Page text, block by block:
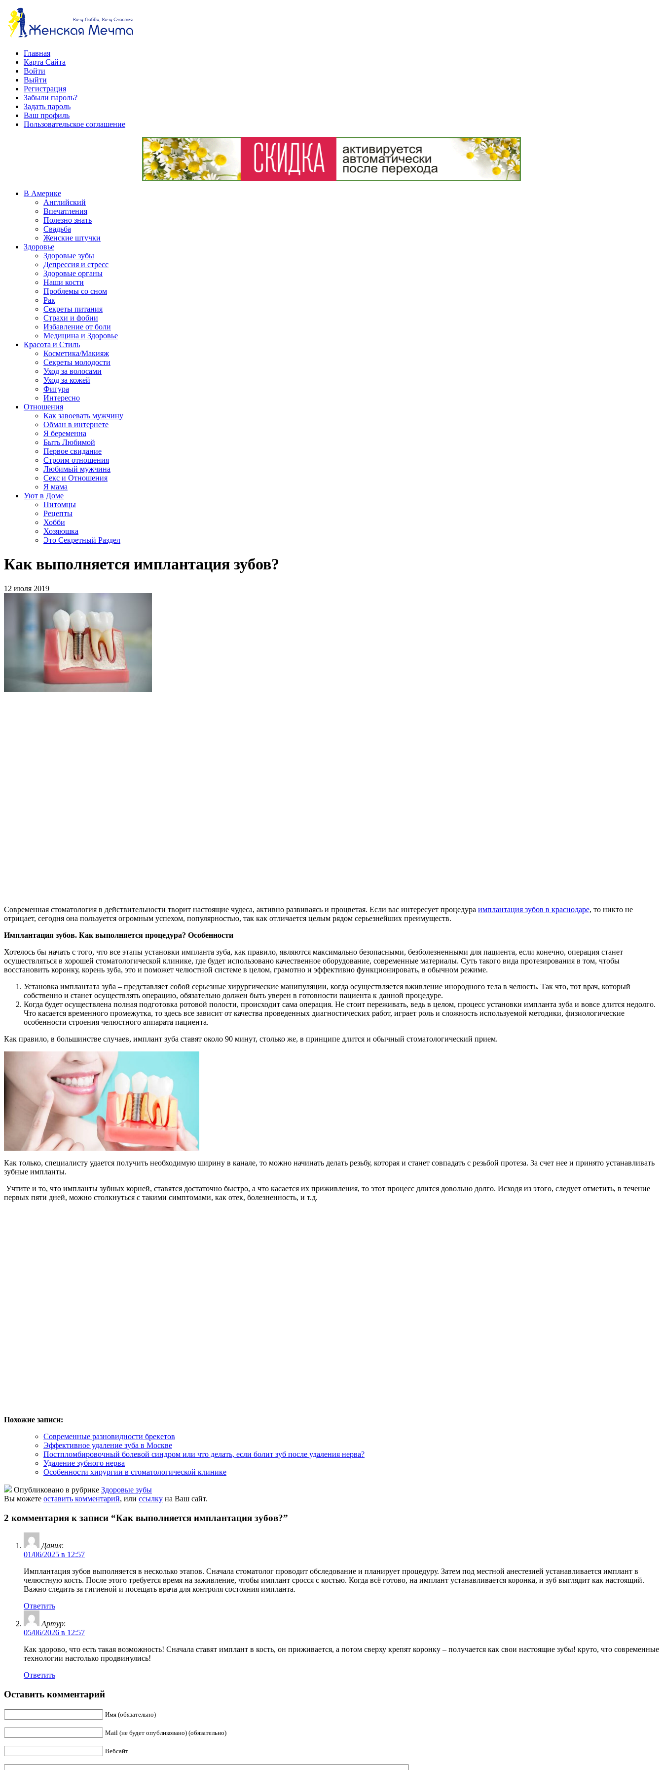
Главная
Карта Сайта
Войти
Выйти
Регистрация
Забыли пароль?
Задать пароль
Ваш профиль
Пользовательское соглашение
В Америке
Английский
Впечатления
Полезно знать
Свадьба
Женские штучки
Здоровье
Здоровые зубы
Депрессия и стресс
Здоровые органы
Наши кости
Проблемы со сном
Рак
Секреты питания
Страхи и фобии
Избавление от боли
Медицина и Здоровье
Красота и Стиль
Косметика/Макияж
Секреты молодости
Уход за волосами
Уход за кожей
Фигура
Интересно
Отношения
Как завоевать мужчину
Обман в интернете
Я беременна
Быть Любимой
Первое свидание
Строим отношения
Любимый мужчина
Секс и Отношения
Я мама
Уют в Доме
Питомцы
Рецепты
Хобби
Хозяюшка
Это Секретный Раздел
Как выполняется имплантация зубов?
12 июля 2019
Современная стоматология в действительности творит настоящие чудеса, активно развиваясь и процветая. Если вас интересует процедура имплантация зубов в краснодаре, то никто не
отрицает, сегодня она пользуется огромным успехом, популярностью, так как отличается целым рядом серьезнейших преимуществ.
Имплантация зубов. Как выполняется процедура? Особенности
Хотелось бы начать с того, что все этапы установки импланта зуба, как правило, являются максимально безопасными, безболезненными для пациента, если конечно, операция станет
осуществляться в хорошей стоматологической клинике, где будет использовано качественное оборудование, современные материалы. Суть такого вида протезирования в том, чтобы
восстановить коронку, корень зуба, это и поможет челюстной системе в целом, грамотно и эффективно функционировать, в обычном режиме.
Установка имплантата зуба – представляет собой серьезные хирургические манипуляции, когда осуществляется вживление инородного тела в челюсть. Так что, тот врач, который
собственно и станет осуществлять операцию, обязательно должен быть уверен в готовности пациента к данной процедуре.
Когда будет осуществлена полная подготовка ротовой полости, происходит сама операция. Не стоит переживать, ведь в целом, процесс установки импланта зуба и вовсе длится недолго.
Что касается временного промежутка, то здесь все зависит от качества проведенных диагностических работ, играет роль и сложность используемой методики, физиологические
особенности строения челюстного аппарата пациента.
Как правило, в большинстве случаев, имплант зуба ставят около 90 минут, столько же, в принципе длится и обычный стоматологический прием.
Как только, специалисту удается получить необходимую ширину в канале, то можно начинать делать резьбу, которая и станет совпадать с резьбой протеза. За счет нее и принято устанавливать
зубные импланты.
Учтите и то, что импланты зубных корней, ставятся достаточно быстро, а что касается их приживления, то этот процесс длится довольно долго. Исходя из этого, следует отметить, в течение
первых пяти дней, можно столкнуться с такими симптомами, как отек, болезненность, и т.д.
Похожие записи:
Современные разновидности брекетов
Эффективное удаление зуба в Москве
Постпломбировочный болевой синдром или что делать, если болит зуб после удаления нерва?
Удаление зубного нерва
Особенности хирургии в стоматологической клинике
Опубликовано в рубрике Здоровые зубы
Вы можете оставить комментарий, или ссылку на Ваш сайт.
2 комментария к записи “Как выполняется имплантация зубов?”
Данил:
01/06/2025 в 12:57
Имплантация зубов выполняется в несколько этапов. Сначала стоматолог проводит обследование и планирует процедуру. Затем под местной анестезией устанавливается имплант в
челюстную кость. После этого требуется время на заживление, чтобы имплант сросся с костью. Когда всё готово, на имплант устанавливается коронка, и зуб выглядит как настоящий.
Важно следить за гигиеной и посещать врача для контроля состояния импланта.
Ответить
Артур:
05/06/2026 в 12:57
Как здорово, что есть такая возможность! Сначала ставят имплант в кость, он приживается, а потом сверху крепят коронку – получается как свои настоящие зубы! круто, что современные
технологии настолько продвинулись!
Ответить
Оставить комментарий
Имя (обязательно)
Mail (не будет опубликовано) (обязательно)
Вебсайт